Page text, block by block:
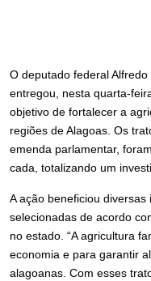
O deputado federal
entregou, nesta quarta-
objetivo de fortalecer a
regiões de Alagoas. Os
emenda parlamentar,
cada, totalizando um
A ação beneficiou
selecionadas de acordo
no estado. “A agricultura
economia e para garantir
alagoanas. Com esses